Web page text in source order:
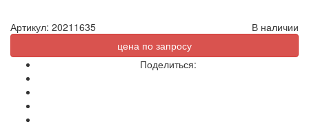
Артикул: 20211635
В наличии
цена по запросу
Поделиться: